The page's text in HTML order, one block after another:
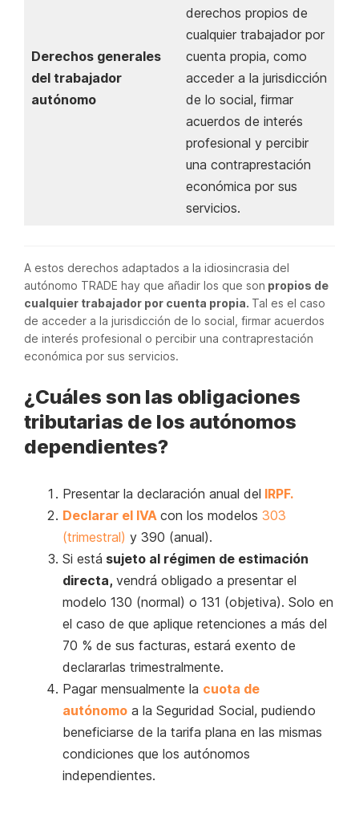
Derechos generales
del trabajador
autónomo
derechos propios de
cualquier trabajador por
cuenta propia, como
acceder a la jurisdicción
de lo social, firmar
acuerdos de interés
profesional y percibir
una contraprestación
económica por sus
servicios.
A estos derechos adaptados a la idiosincrasia del
autónomo TRADE hay que añadir los que son propios de
cualquier trabajador por cuenta propia. Tal es el caso
de acceder a la jurisdicción de lo social, firmar acuerdos
de interés profesional o percibir una contraprestación
económica por sus servicios.
¿Cuáles son las obligaciones
tributarias de los autónomos
dependientes?
Presentar la declaración anual del IRPF.
Declarar el IVA con los modelos 303
(trimestral) y 390 (anual).
Si está sujeto al régimen de estimación
directa, vendrá obligado a presentar el
modelo 130 (normal) o 131 (objetiva). Solo en
el caso de que aplique retenciones a más del
70 % de sus facturas, estará exento de
declararlas trimestralmente.
Pagar mensualmente la cuota de
autónomo a la Seguridad Social, pudiendo
beneficiarse de la tarifa plana en las mismas
condiciones que los autónomos
independientes.